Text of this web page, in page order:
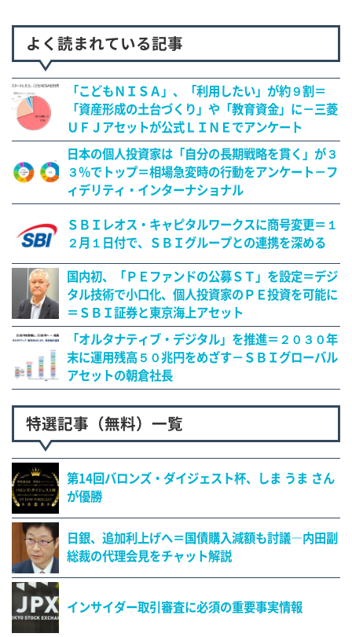
よく読まれている記事
「こどもＮＩＳＡ」、「利用したい」が約９割＝
「資産形成の土台づくり」や「教育資金」に－三菱
ＵＦＪアセットが公式ＬＩＮＥでアンケート
日本の個人投資家は「自分の長期戦略を貫く」が３
３％でトップ＝相場急変時の行動をアンケート－フ
ィデリティ・インターナショナル
ＳＢＩレオス・キャピタルワークスに商号変更＝１
２月１日付で、ＳＢＩグループとの連携を深める
国内初、「ＰＥファンドの公募ＳＴ」を設定＝デジ
タル技術で小口化、個人投資家のＰＥ投資を可能に
＝ＳＢＩ証券と東京海上アセット
「オルタナティブ・デジタル」を推進＝２０３０年
末に運用残高５０兆円をめざす－ＳＢＩグローバル
アセットの朝倉社長
特選記事（無料）一覧
第14回バロンズ・ダイジェスト杯、しま うま さん
が優勝
日銀、追加利上げへ＝国債購入減額も討議―内田副
総裁の代理会見をチャット解説
インサイダー取引審査に必須の重要事実情報